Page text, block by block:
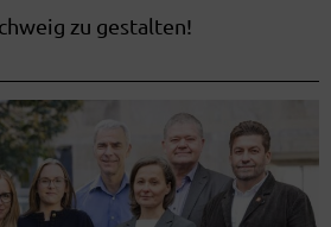
zu gestalten!